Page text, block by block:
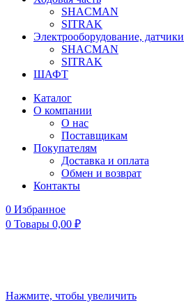
SHACMAN
SITRAK
Электрооборудование, датчики
SHACMAN
SITRAK
ШАФТ
Каталог
О компании
О нас
Поставщикам
Покупателям
Доставка и оплата
Обмен и возврат
Контакты
0 Избранное
0 Товары 0,00 ₽
Нажмите, чтобы увеличить